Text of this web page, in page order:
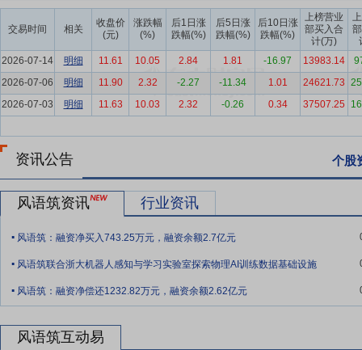
明文化辨识度的复合体验空间；以工业遗存活化理念完成老电厂厂区
叙事创新强化文化表达，持续夯实“AI+体验经济”的底层内容能力与场
要点4：文旅运营
公司紧抓文旅消费复苏机遇，推动业务模式从“项
理，以数字化手段活化非遗节气文化，相关实践获央视专题报道，成
上海在水一方科幻馆？三体未来学院等项目常态化运营与内容迭代更
产运营能力与品牌溢价水平。
具身智能企业，共同打造杭州市具身智能展示与应用推广中心，深度
示空间的具象化应用。同时，公司与松延动力达成战略合作，共同探
长的核心引擎，贡献率持续攀升，行业重心正加速从硬件规模扩张转
字文化产业全面进入AI驱动的原生内容规模化应用阶段，内容生产体
精准满足各类个性化、沉浸式展示需求。历经多年深耕，公司在数字
交易时间 相关
收盘价
(元)
涨跌幅
(%)
后1日涨
跌幅(%)
后5日涨
跌幅(%)
后10日涨
跌幅(%)
上榜营业
部买入合
计(万)
2026-07-14
明细 11.61 10.05 2.84 1.81 -16.97 13983.14
2026-07-06
明细 11.90 2.32 -2.27 -11.34 1.01 24621.73
2026-07-03
明细 11.63 10.03 2.32 -0.26 0.34 37507.25
资讯公告 个股
风语筑资讯 行业资讯
. 风语筑：融资净买入743.25万元，融资余额2.7亿元
. 风语筑联合浙大机器人感知与学习实验室探索物理AI训练数据基础设施
. 风语筑：融资净偿还1232.82万元，融资余额2.62亿元
风语筑互动易